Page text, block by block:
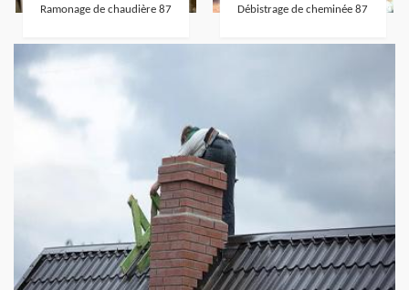
Ramonage de chaudière 87 Débistrage de cheminée 87